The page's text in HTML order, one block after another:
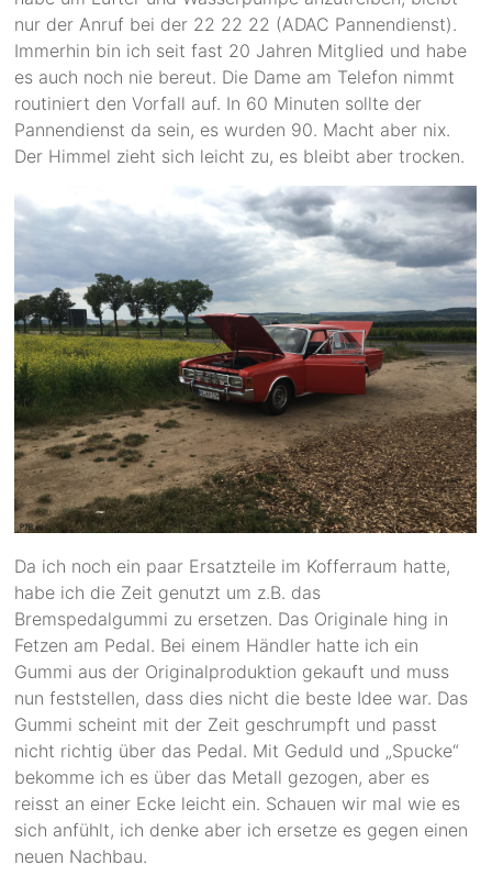
nur der Anruf bei der 22 22 22 (ADAC Pannendienst).
Immerhin bin ich seit fast 20 Jahren Mitglied und habe
es auch noch nie bereut. Die Dame am Telefon nimmt
routiniert den Vorfall auf. In 60 Minuten sollte der
Pannendienst da sein, es wurden 90. Macht aber nix.
Der Himmel zieht sich leicht zu, es bleibt aber trocken.
Da ich noch ein paar Ersatzteile im Kofferraum hatte,
habe ich die Zeit genutzt um z.B. das
Bremspedalgummi zu ersetzen. Das Originale hing in
Fetzen am Pedal. Bei einem Händler hatte ich ein
Gummi aus der Originalproduktion gekauft und muss
nun feststellen, dass dies nicht die beste Idee war. Das
Gummi scheint mit der Zeit geschrumpft und passt
nicht richtig über das Pedal. Mit Geduld und „Spucke“
bekomme ich es über das Metall gezogen, aber es
reisst an einer Ecke leicht ein. Schauen wir mal wie es
sich anfühlt, ich denke aber ich ersetze es gegen einen
neuen Nachbau.